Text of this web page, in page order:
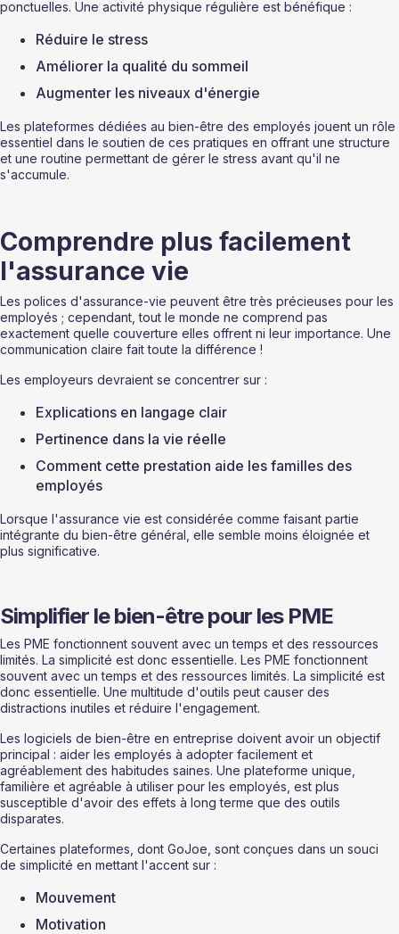
ponctuelles. Une activité physique régulière est bénéfique :
Réduire le stress
Améliorer la qualité du sommeil
Augmenter les niveaux d'énergie
Les plateformes dédiées au bien-être des employés jouent un rôle
essentiel dans le soutien de ces pratiques en offrant une structure
et une routine permettant de gérer le stress avant qu'il ne
s'accumule.
Comprendre plus facilement
l'assurance vie
Les polices d'assurance-vie peuvent être très précieuses pour les
employés ; cependant, tout le monde ne comprend pas
exactement quelle couverture elles offrent ni leur importance. Une
communication claire fait toute la différence !
Les employeurs devraient se concentrer sur :
Explications en langage clair
Pertinence dans la vie réelle
Comment cette prestation aide les familles des
employés
Lorsque l'assurance vie est considérée comme faisant partie
intégrante du bien-être général, elle semble moins éloignée et
plus significative.
Simplifier le bien-être pour les PME
Les PME fonctionnent souvent avec un temps et des ressources
limités. La simplicité est donc essentielle. Les PME fonctionnent
souvent avec un temps et des ressources limités. La simplicité est
donc essentielle. Une multitude d'outils peut causer des
distractions inutiles et réduire l'engagement.
Les logiciels de bien-être en entreprise doivent avoir un objectif
principal : aider les employés à adopter facilement et
agréablement des habitudes saines. Une plateforme unique,
familière et agréable à utiliser pour les employés, est plus
susceptible d'avoir des effets à long terme que des outils
disparates.
Certaines plateformes, dont GoJoe, sont conçues dans un souci
de simplicité en mettant l'accent sur :
Mouvement
Motivation